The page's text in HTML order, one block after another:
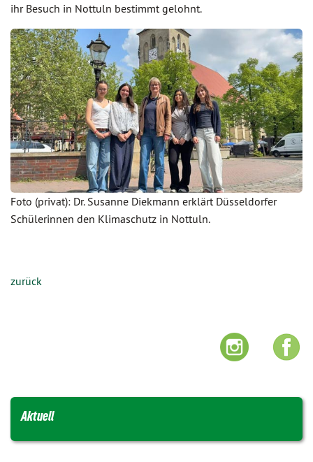
ihr Besuch in Nottuln bestimmt gelohnt.
Foto (privat): Dr. Susanne Diekmann erklärt Düsseldorfer
Schülerinnen den Klimaschutz in Nottuln.
zurück
Aktuell